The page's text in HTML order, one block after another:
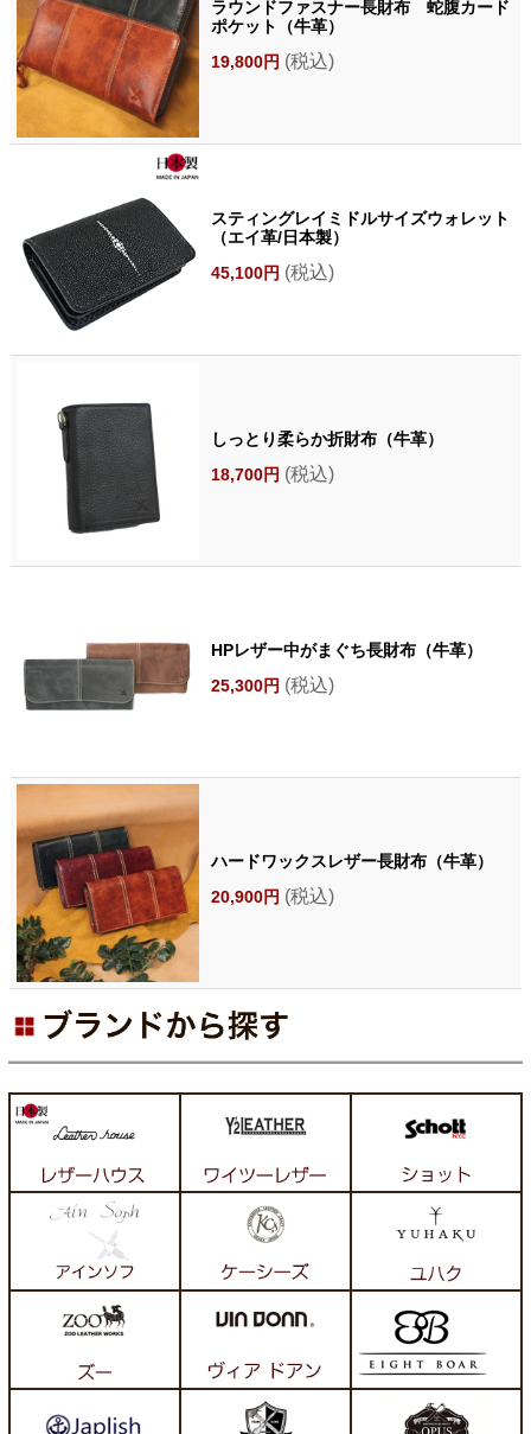
ラウンドファスナー長財布 蛇腹カード
ポケット（牛革）
19,800円 (税込)
スティングレイミドルサイズウォレット
（エイ革/日本製）
45,100円 (税込)
しっとり柔らか折財布（牛革）
18,700円 (税込)
HPレザー中がまぐち長財布（牛革）
25,300円 (税込)
ハードワックスレザー長財布（牛革）
20,900円 (税込)